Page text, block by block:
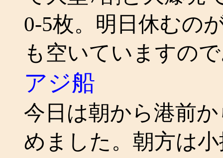
0-5枚。明日休むの
も空いていますの
アジ船
今日は朝から港前
めました。朝方は